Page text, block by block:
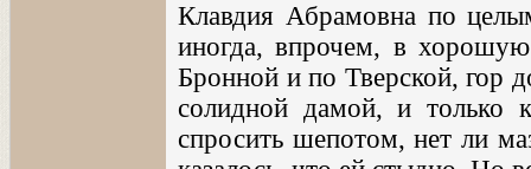
Клавдия Абрамовна по
иногда, впрочем, в
Бронной и по Тверской, гор
солидной дамой, и только
спросить шепотом, нет ли